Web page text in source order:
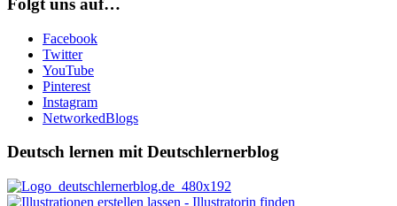
Folgt uns auf…
Facebook
Twitter
YouTube
Pinterest
Instagram
NetworkedBlogs
Deutsch lernen mit Deutschlernerblog